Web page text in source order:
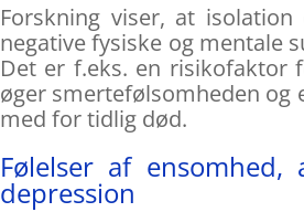
Forskning viser, at
negative fysiske og mentale
Det er f.eks. en risikofaktor
øger smertefølsomheden og
med for tidlig død.
Følelser af
depression